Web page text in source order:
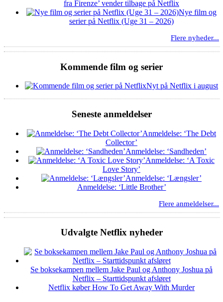
fra Firenze’ vender tilbage på Netflix
Nye film og
serier på Netflix (Uge 31 – 2026)
Flere nyheder...
Kommende film og serier
Nyt på Netflix i august
Seneste anmeldelser
Anmeldelse: ‘The Debt
Collector’
Anmeldelse: ‘Sandheden’
Anmeldelse: ‘A Toxic
Love Story’
Anmeldelse: ‘Længsler’
Anmeldelse: ‘Little Brother’
Flere anmeldelser...
Udvalgte Netflix nyheder
Se boksekampen mellem Jake Paul og Anthony Joshua på
Netflix – Starttidspunkt afsløret
Netflix køber How To Get Away With Murder